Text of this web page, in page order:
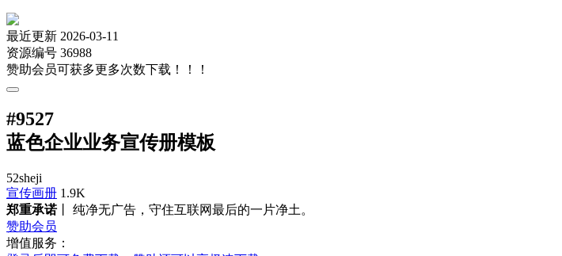
最近更新 2026-03-11
资源编号 36988
赞助会员可获多更多次数下载！！！
#9527
蓝色企业业务宣传册模板
52sheji
宣传画册 1.9K
郑重承诺丨 纯净无广告，守住互联网最后的一片净土。
赞助会员
增值服务：